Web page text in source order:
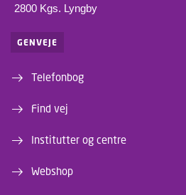
2800 Kgs. Lyngby
GENVEJE
Telefonbog
Find vej
Institutter og centre
Webshop